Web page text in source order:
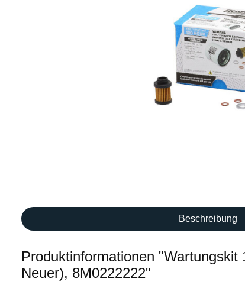
Beschreibung
Produktinformationen
Neuer), 8M0222222"